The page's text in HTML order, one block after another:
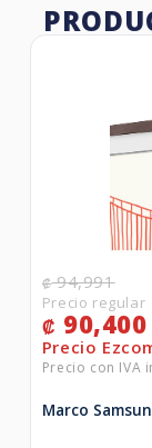
₡94,991
₡ 90,400
Marco